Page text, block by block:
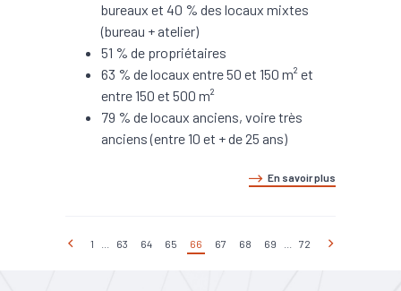
bureaux et 40 % des locaux mixtes
(bureau + atelier)
51 % de propriétaires
63 % de locaux entre 50 et 150 m² et
entre 150 et 500 m²
79 % de locaux anciens, voire très
anciens (entre 10 et + de 25 ans)
En savoir plus
1 63 64 65 66 67 68 69 72